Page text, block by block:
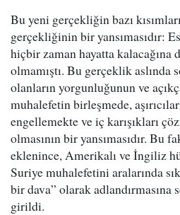
Bu yeni gerçekliğin bazı
gerçekliğinin bir yansımasıdır:
hiçbir zaman hayatta kalacağına
olmamıştı. Bu gerçeklik aslında
olanların yorgunluğunun ve
muhalefetin birleşmede,
engellemekte ve iç karışıkları
olmasının bir yansımasıdır. Bu
eklenince, Amerikalı ve İngiliz
Suriye muhalefetini aralarında
bir dava” olarak adlandırmasına
girildi.